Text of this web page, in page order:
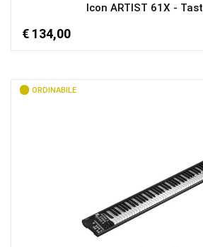
Icon ARTIST 61X -
€ 134,00
ORDINABILE